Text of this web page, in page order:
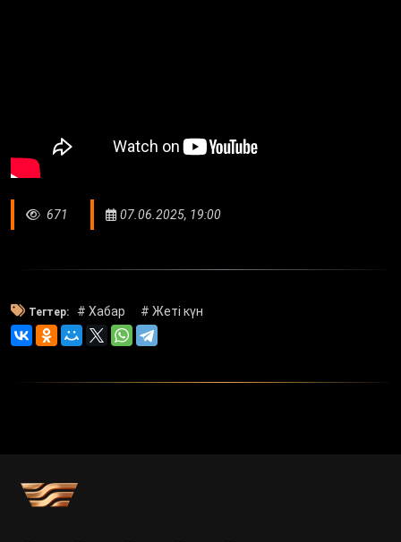
671 07.06.2025, 19:00
Тегтер: # Хабар # Жетi күн